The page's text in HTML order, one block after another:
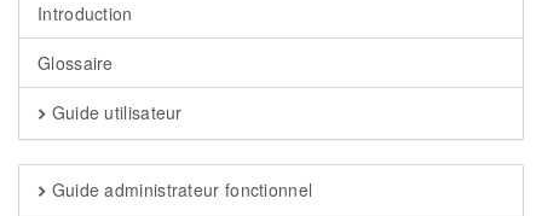
Introduction
Glossaire
Guide utilisateur
Guide administrateur fonctionnel